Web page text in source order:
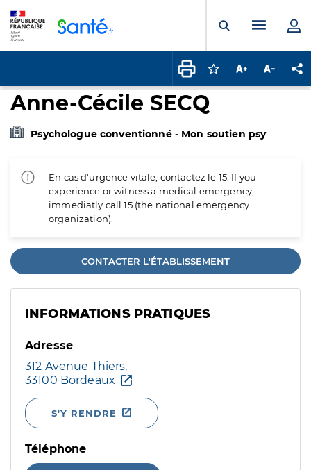
Ouvrir laMenu
Connectez-vous
Augmenter la
Anne-Cécile SECQ
Psychologue conventionné - Mon soutien psy
En cas d'urgence vitale, contactez le 15. If you
experience or witness a medical emergency,
immediatly call 15 (the national emergency
organization).
CONTACTER L'ÉTABLISSEMENT
INFORMATIONS PRATIQUES
Adresse
312 Avenue Thiers,
33100 Bordeaux
S'Y RENDRE
Téléphone